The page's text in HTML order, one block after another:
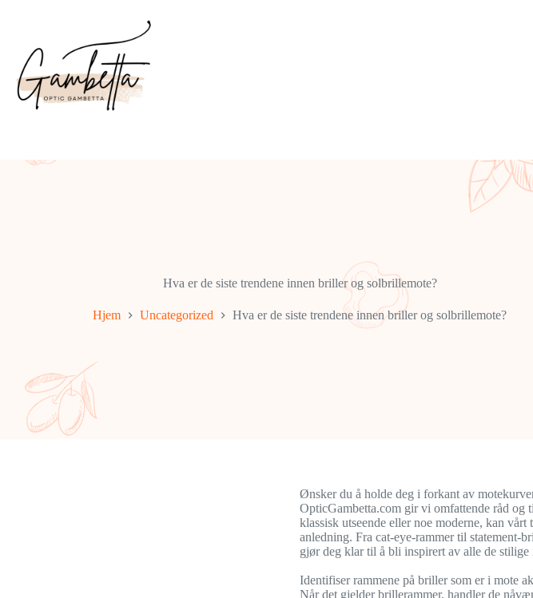
Hva er de siste trendene innen briller og solbrillemote?
Hjem Uncategorized Hva er de siste trendene innen briller og solbrillemote?
Ønsker du å holde deg i forkant av
OpticGambetta.com gir vi omfattende råd og
klassisk utseende eller noe moderne, kan
anledning. Fra cat-eye-rammer til statement-
gjør deg klar til å bli inspirert av alle de stilige
Identifiser rammene på briller som er i mote
Når det gjelder brillerammer, handler de